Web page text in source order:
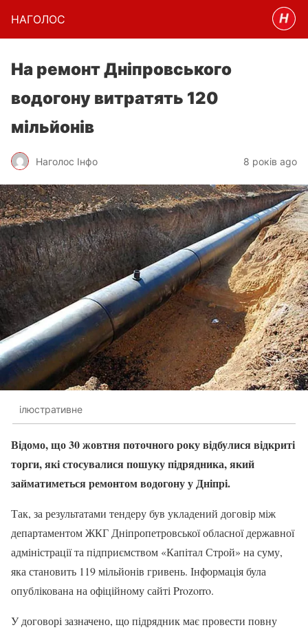
НАГОЛОC
На ремонт Дніпровського
водогону витратять 120
мільйонів
Наголос Інфо 8 років ago
ілюстративне
Відомо, що 30 жовтня поточного року відбулися відкриті
торги, які стосувалися пошуку підрядника, який
займатиметься ремонтом водогону у Дніпрі.
Так, за результатами тендеру був укладений договір між
департаментом ЖКГ Дніпропетровської обласної державної
адміністрації та підприємством «Капітал Строй» на суму,
яка становить 119 мільйонів гривень. Інформація була
опублікована на офіційному сайті Prozorro.
У договорі зазначено, що підрядник має провести повну